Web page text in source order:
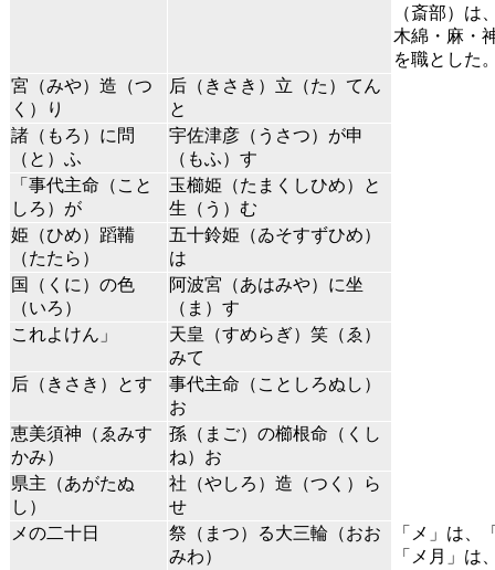
（斎部）は
木綿・麻・
を職とした
宮（みや）造（つ
く）り
后（きさき）立（た）てん
と
諸（もろ）に問
（と）ふ
宇佐津彦（うさつ）が申
（もふ）す
「事代主命（こと
しろ）が
玉櫛姫（たまくしひめ）と
生（う）む
姫（ひめ）蹈鞴
（たたら）
五十鈴姫（ゐそすずひめ）
は
国（くに）の色
（いろ）
阿波宮（あはみや）に坐
（ま）す
これよけん」
天皇（すめらぎ）笑（ゑ）
みて
后（きさき）とす
事代主命（ことしろぬし）
お
恵美須神（ゑみす
かみ）
孫（まご）の櫛根命（くし
ね）お
県主（あがたぬ
し）
社（やしろ）造（つく）ら
せ
メの二十日
祭（まつ）る大三輪（おお
みわ）
「メ」は、
「メ月」は